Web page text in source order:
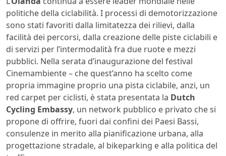
politiche della ciclabilità. I processi di demotorizzazione
sono stati favoriti dalla limitatezza dei rilievi, dalla
facilità dei percorsi, dalla creazione delle piste ciclabili e
di servizi per l’intermodalità fra due ruote e mezzi
pubblici. Nella serata d’inaugurazione del festival
Cinemambiente – che quest’anno ha scelto come
propria immagine proprio una pista ciclabile, anzi, un
red carpet per ciclisti, è stata presentata la Dutch
Cycling Embassy, un network pubblico e privato che si
propone di offrire, fuori dai confini dei Paesi Bassi,
consulenze in merito alla pianificazione urbana, alla
progettazione stradale, al bikeparking e alla politica del